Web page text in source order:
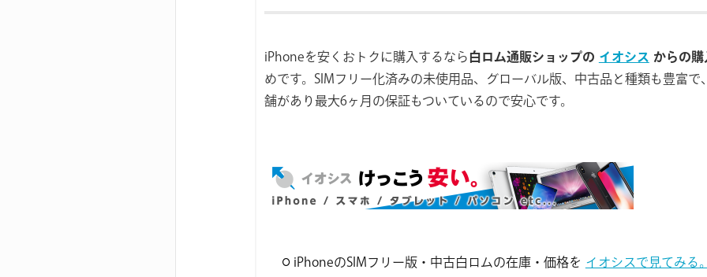
iPhoneを安くおトクに購入するなら白ロム通販ショップの イオシス からの購
めです。SIMフリー化済みの未使用品、グローバル版、中古品と種類も豊富で
舗があり最大6ヶ月の保証もついているので安心です。
iPhoneのSIMフリー版・中古白ロムの在庫・価格を イオシスで見てみる